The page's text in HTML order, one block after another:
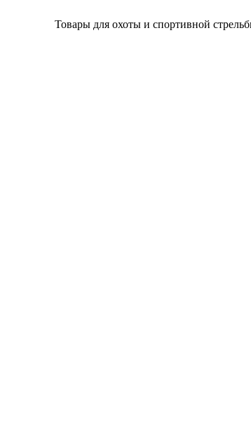
Товары для охоты и спортивной